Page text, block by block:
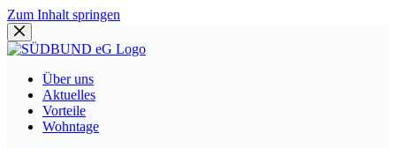
Zum Inhalt springen
Über uns
Aktuelles
Vorteile
Wohntage